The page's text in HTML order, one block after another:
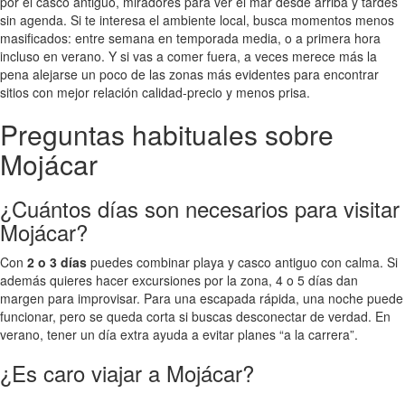
sin agenda. Si te interesa el ambiente local, busca momentos menos
masificados: entre semana en temporada media, o a primera hora
incluso en verano. Y si vas a comer fuera, a veces merece más la
pena alejarse un poco de las zonas más evidentes para encontrar
sitios con mejor relación calidad-precio y menos prisa.
Preguntas habituales sobre
Mojácar
¿Cuántos días son necesarios para visitar
Mojácar?
Con 2 o 3 días puedes combinar playa y casco antiguo con calma. Si
además quieres hacer excursiones por la zona, 4 o 5 días dan
margen para improvisar. Para una escapada rápida, una noche puede
funcionar, pero se queda corta si buscas desconectar de verdad. En
verano, tener un día extra ayuda a evitar planes “a la carrera”.
¿Es caro viajar a Mojácar?